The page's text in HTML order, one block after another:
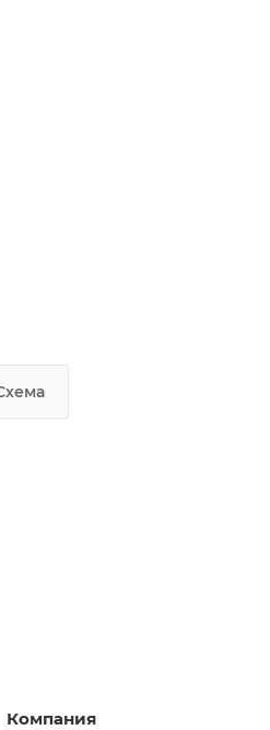
Компания